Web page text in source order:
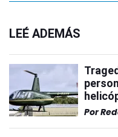
LEÉ ADEMÁS
Por